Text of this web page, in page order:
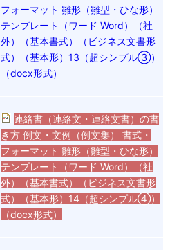
フォーマット 雛形（雛型・ひな形）
テンプレート（ワード Word）（社
外）（基本書式）（ビジネス文書形
式）（基本形）13（超シンプル③）
（docx形式）
連絡書（連絡文・連絡文書）の書
き方 例文・文例（例文集） 書式・
フォーマット 雛形（雛型・ひな形）
テンプレート（ワード Word）（社
外）（基本書式）（ビジネス文書形
式）（基本形）14（超シンプル④）
（docx形式）